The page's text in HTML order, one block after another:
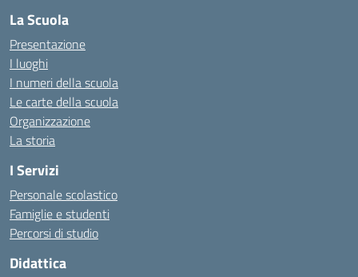
La Scuola
Presentazione
I luoghi
I numeri della scuola
Le carte della scuola
Organizzazione
La storia
I Servizi
Personale scolastico
Famiglie e studenti
Percorsi di studio
Didattica